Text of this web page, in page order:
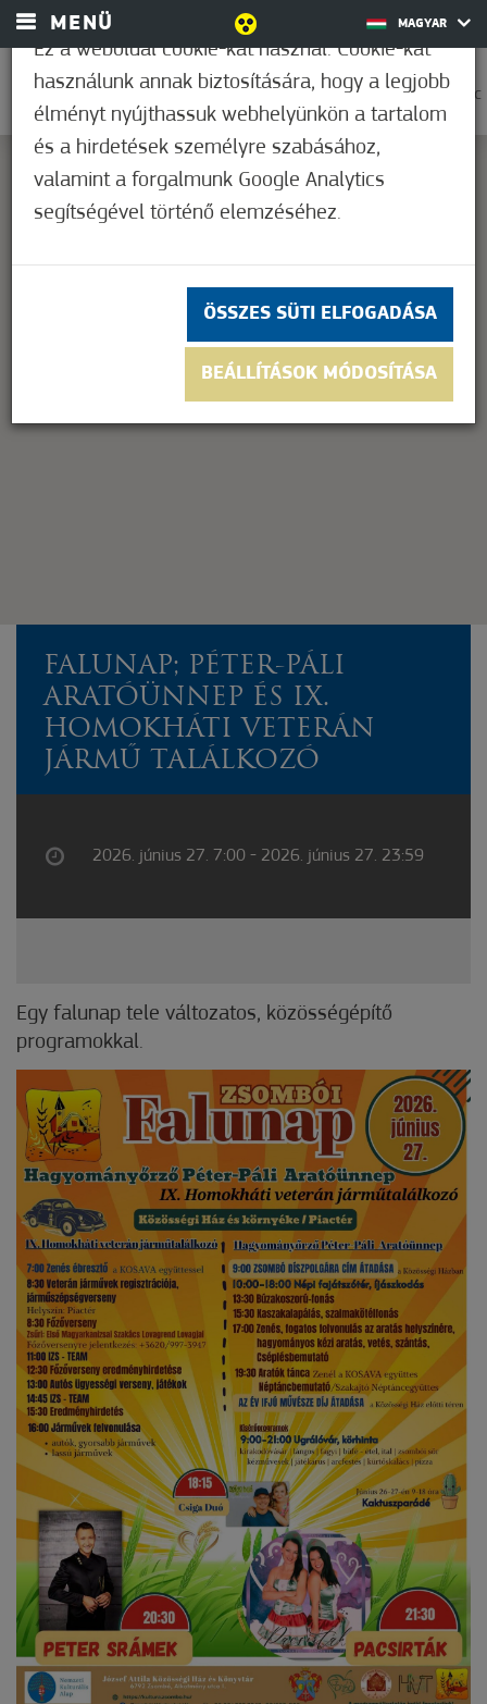
MENÜ MAGYAR
0
28,9°C
This page can't load Google Maps correctly.
Do you own this website? OK
FALUNAP; PÉTER-PÁLI
ARATÓÜNNEP ÉS IX.
HOMOKHÁTI VETERÁN
JÁRMŰ TALÁLKOZÓ
2026. június 27. 7:00 - 2026. június 27. 23:59
Egy falunap tele változatos, közösségépítő
programokkal.
Ez a weboldal cookie-kat használ. Cookie-kat
használunk annak biztosítására, hogy a legjobb
élményt nyújthassuk webhelyünkön a tartalom
és a hirdetések személyre szabásához,
valamint a forgalmunk Google Analytics
segítségével történő elemzéséhez.
ÖSSZES SÜTI ELFOGADÁSA
BEÁLLÍTÁSOK MÓDOSÍTÁSA